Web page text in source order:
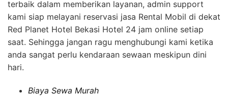
terbaik dalam memberikan layanan, admin support
kami siap melayani reservasi jasa Rental Mobil di dekat
Red Planet Hotel Bekasi Hotel 24 jam online setiap
saat. Sehingga jangan ragu menghubungi kami ketika
anda sangat perlu kendaraan sewaan meskipun dini
hari.
Biaya Sewa Murah